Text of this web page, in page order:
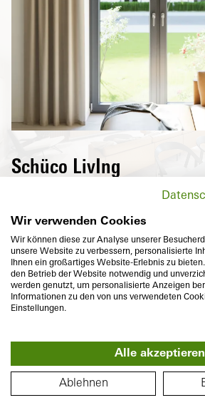
GRUNDRISS
Schüco LivIng
Hochwärmedämmende
Energiekosten, sondern
mit maximalem Komfort
Designvarianten.
82mm Uf
Wir verwenden Cookies
Wir können diese zur Analyse unserer
unsere Website zu verbessern, personalisierte
Ihnen ein großartiges Website-Erlebnis zu
den Betrieb der Website notwendig und
werden genutzt, um personalisierte Anzeigen
Informationen zu den von uns verwendeten
Einstellungen.
Alle akzeptieren
Ablehnen